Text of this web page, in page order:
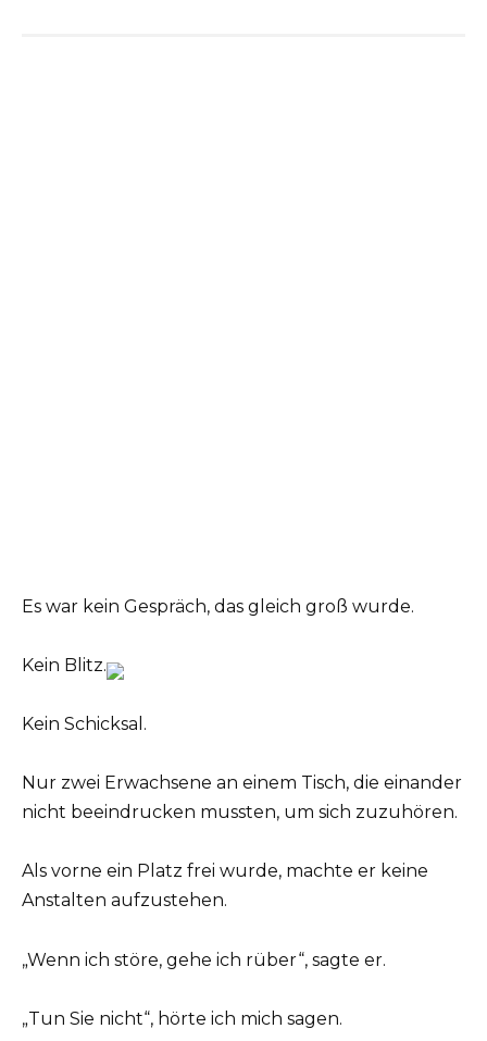
Es war kein Gespräch, das gleich groß wurde.
Kein Blitz.
Kein Schicksal.
Nur zwei Erwachsene an einem Tisch, die einander
nicht beeindrucken mussten, um sich zuzuhören.
Als vorne ein Platz frei wurde, machte er keine
Anstalten aufzustehen.
„Wenn ich störe, gehe ich rüber“, sagte er.
„Tun Sie nicht“, hörte ich mich sagen.